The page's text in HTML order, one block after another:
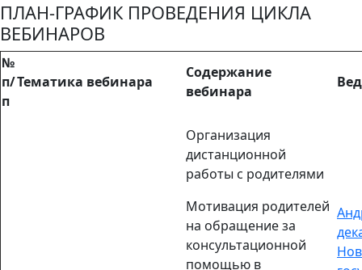
ПЛАН-ГРАФИК ПРОВЕДЕНИЯ ЦИКЛА
ВЕБИНАРОВ
№
п/
п
Тематика вебинара
Содержание
вебинара
Организация
дистанционной
работы с родителями
Мотивация родителей
на обращение за
консультационной
помощью в